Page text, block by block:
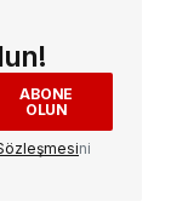
ABONE
OLUN
ni